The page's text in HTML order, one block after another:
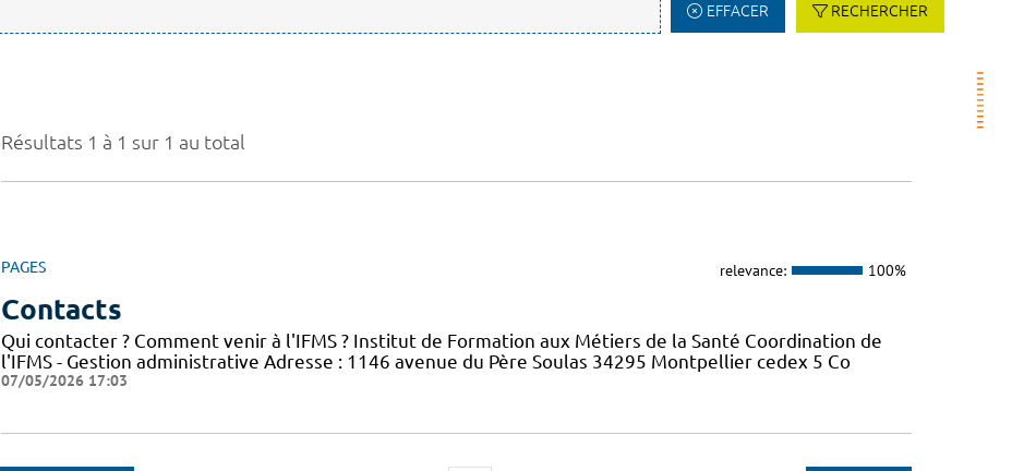
EFFACER RECHERCHER
Résultats 1 à 1 sur 1 au total
PAGES relevance: 100%
Contacts
Qui contacter ? Comment venir à l'IFMS ? Institut de Formation aux Métiers de la Santé Coordination de
l'IFMS - Gestion administrative Adresse : 1146 avenue du Père Soulas 34295 Montpellier cedex 5 Co
07/05/2026 17:03